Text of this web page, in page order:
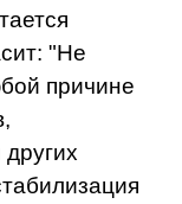
"Не
причине